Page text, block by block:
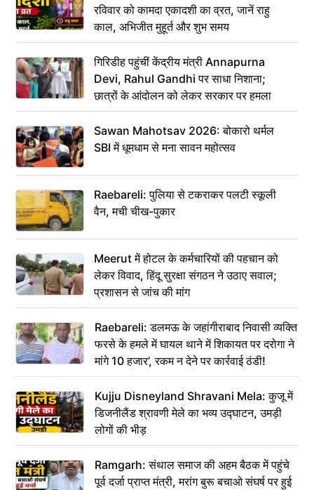
रविवार को कामदा एकादशी का व्रत, जानें राहु
काल, अभिजीत मुहूर्त और शुभ समय
गिरिडीह पहुंचीं केंद्रीय मंत्री Annapurna
Devi, Rahul Gandhi पर साधा निशाना;
छात्रों के आंदोलन को लेकर सरकार पर हमला
Sawan Mahotsav 2026: बोकारो थर्मल
SBI में धूमधाम से मना सावन महोत्सव
Raebareli: पुलिया से टकराकर पलटी स्कूली
वैन, मची चीख-पुकार
Meerut में होटल के कर्मचारियों की पहचान को
लेकर विवाद, हिंदू सुरक्षा संगठन ने उठाए सवाल;
प्रशासन से जांच की मांग
Raebareli: डलमऊ के जहांगीराबाद निवासी व्यक्ति
फरसे के हमले में घायल थाने में शिकायत पर दरोगा ने
मांगे 10 हजार’, रकम न देने पर कार्रवाई ठंडी!
Kujju Disneyland Shravani Mela: कुजू में
डिजनीलैंड श्रावणी मेले का भव्य उद्घाटन, उमड़ी
लोगों की भीड़
Ramgarh: संथाल समाज की अहम बैठक में पहुंचे
पूर्व दर्जा प्राप्त मंत्री, मरांग बुरू बचाओ संघर्ष पर हुई